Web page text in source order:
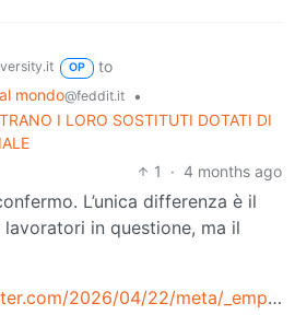
OP
to
mondo@feddit.it
•
I LORO SOSTITUTI DOTATI DI
1
· 4 months ago
L’unica differenza è il
in questione, ma il
https://www.theregister.com/2026/04/22/meta/_employee/_surveillance/_software/